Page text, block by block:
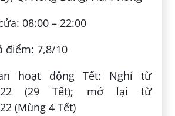
08:00 – 22:00
điểm: 7,8/10
hoạt động Tết: Nghỉ từ
(29 Tết); mở lại từ
(Mùng 4 Tết)